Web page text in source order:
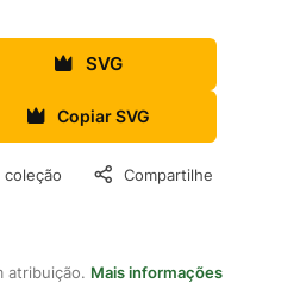
SVG
Copiar SVG
coleção Compartilhe
atribuição. Mais informações